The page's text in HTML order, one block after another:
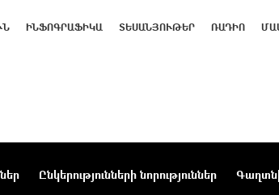
ԻՆՖՈԳՐԱՖԻԿԱ ՏԵՍԱՆՅՈՒԹԵՐ ՌԱԴԻՈ
Ընկերությունների նորություններ